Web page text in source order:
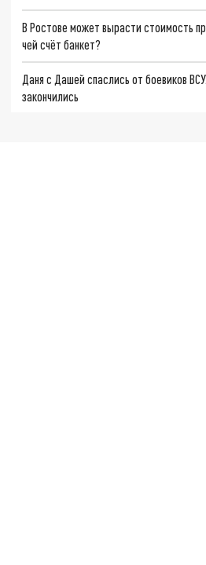
В Ростове может вырасти стоимость
чей счёт банкет?
Даня с Дашей спаслись от боевиков
закончились